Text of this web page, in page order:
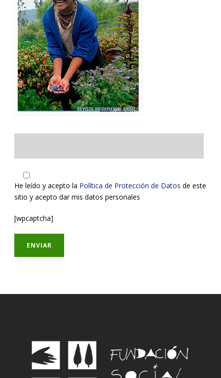
He leído y acepto la Política de Protección de Datos de este
sitio y acepto dar mis datos personales
[wpcaptcha]